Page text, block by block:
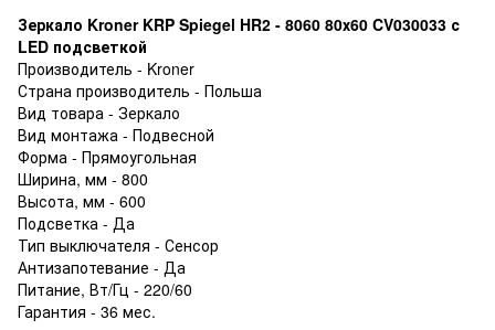
Зеркало Kroner KRP Spiegel HR2 - 8060 80х60 CV030033 с
LED подсветкой
Производитель - Kroner
Страна производитель - Польша
Вид товара - Зеркало
Вид монтажа - Подвесной
Форма - Прямоугольная
Ширина, мм - 800
Высота, мм - 600
Подсветка - Да
Тип выключателя - Сенсор
Антизапотевание - Да
Питание, Вт/Гц - 220/60
Гарантия - 36 мес.